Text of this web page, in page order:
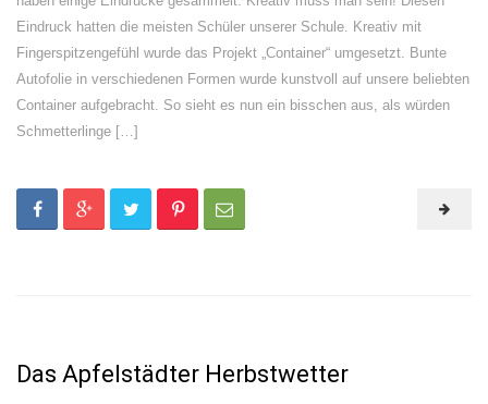
Eindruck hatten die meisten Schüler unserer Schule. Kreativ mit
Fingerspitzengefühl wurde das Projekt „Container“ umgesetzt. Bunte
Autofolie in verschiedenen Formen wurde kunstvoll auf unsere beliebten
Container aufgebracht. So sieht es nun ein bisschen aus, als würden
Schmetterlinge […]
Das Apfelstädter Herbstwetter